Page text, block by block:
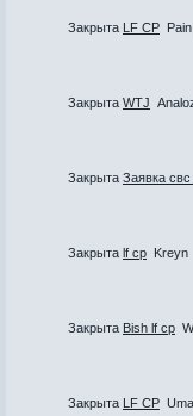
Закрыта LF CP Pain
Закрыта WTJ
Закрыта Заявка
Закрыта lf cp Kreyn
Закрыта Bish lf cp
Закрыта LF CP